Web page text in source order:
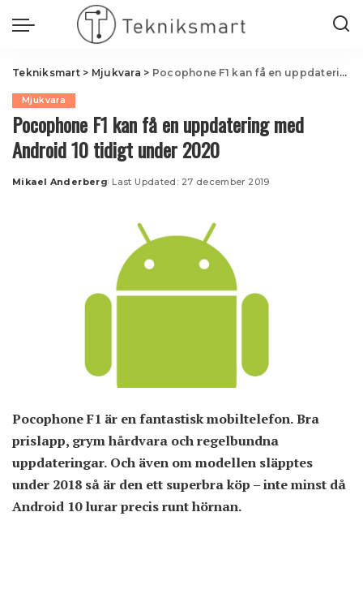
Tekniksmart> Mjukvara > Pocophone F1 kan få en uppdatering med Android 10 tidigt under 2020
Mjukvara
Pocophone F1 kan få en uppdatering med
Android 10 tidigt under 2020
Posted
Mikael Anderberg Last Updated: 27 december 2019
Pocophone F1 är en fantastisk mobiltelefon. Bra
prislapp, grym hårdvara och regelbundna
uppdateringar. Och även om modellen släpptes
under 2018 så är den ett superbra köp – inte minst då
Android 10 lurar precis runt hörnan.